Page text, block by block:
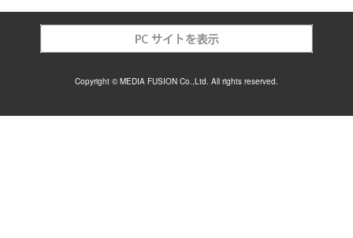
Copyright © MEDIA FUSION Co.,Ltd. All rights reserved.